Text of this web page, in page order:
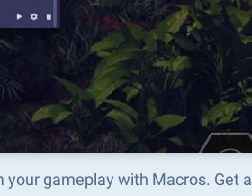
gameplay with Macros. Get